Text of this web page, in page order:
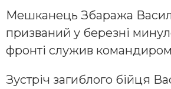
Мешканець Збаража
призваний у березні
фронті служив
Зустріч загиблого бійця